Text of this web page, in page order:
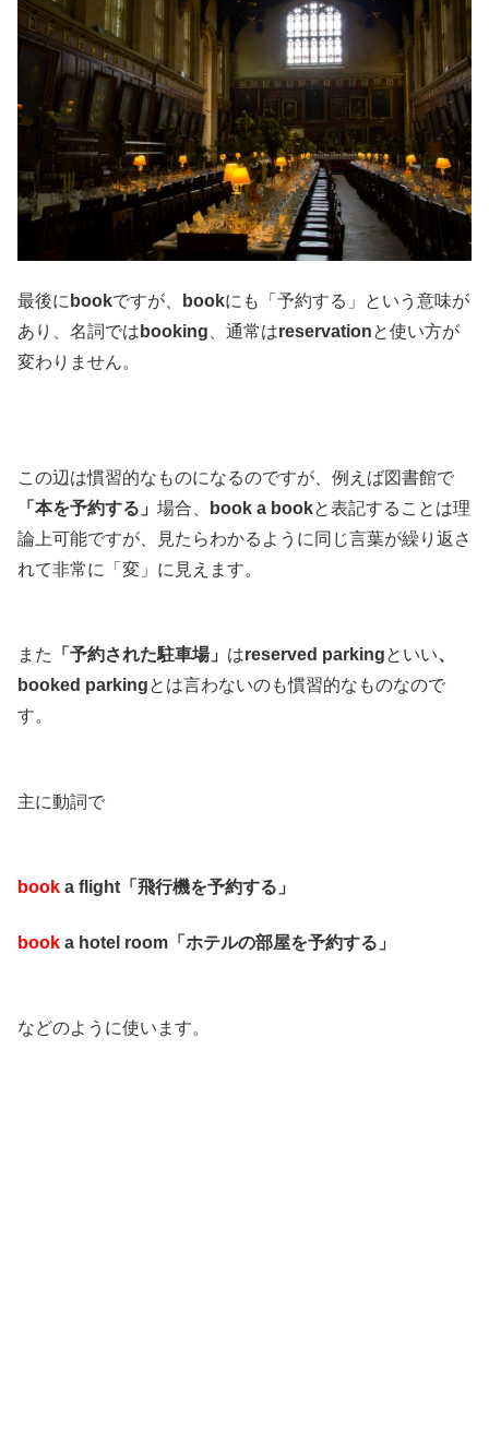
最後に bookですが、 bookにも「予約する」という意味が
あり、名詞では booking 、通常はreservationと使い方が
変わりません。
この辺は慣習的なものになるのですが、例えば図書館で
「本を予約する」 場合、 book a bookと表記することは理
論上可能ですが、見たらわかるように同じ言葉が繰り返さ
れて非常に「変」に見えます。
また 「予約された駐車場」 はreserved parkingといい、
booked parkingとは言わないのも慣習的なものなので
す。
主に動詞で
book a flight「飛行機を予約する」
book a hotel room「ホテルの部屋を予約する」
などのように使います。